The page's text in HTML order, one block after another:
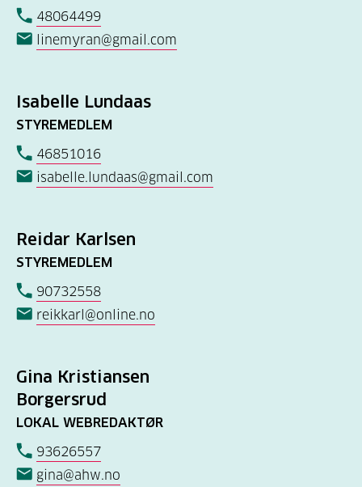
48064499
linemyran@gmail.com
Isabelle Lundaas
STYREMEDLEM
46851016
isabelle.lundaas@gmail.com
Reidar Karlsen
STYREMEDLEM
90732558
reikkarl@online.no
Gina Kristiansen
Borgersrud
LOKAL WEBREDAKTØR
93626557
gina@ahw.no